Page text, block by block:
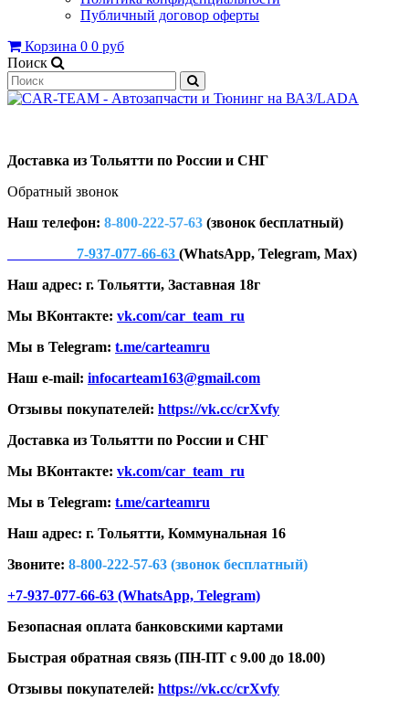
Публичный договор оферты
Корзина 0 0 руб
Поиск
Доставка из Тольятти по России и СНГ
Обратный звонок
Наш телефон: 8-800-222-57-63 (звонок бесплатный)
7-937-077-66-63 (WhatsApp, Telegram, Max)
Наш адрес: г. Тольятти, Заставная 18г
Мы ВКонтакте: vk.com/car_team_ru
Мы в Telegram: t.me/carteamru
Наш e-mail: infocarteam163@gmail.com
Отзывы покупателей: https://vk.cc/crXvfy
Доставка из Тольятти по России и СНГ
Мы ВКонтакте: vk.com/car_team_ru
Мы в Telegram: t.me/carteamru
Наш адрес: г. Тольятти, Коммунальная 16
Звоните: 8-800-222-57-63 (звонок бесплатный)
+7-937-077-66-63 (WhatsApp, Telegram)
Безопасная оплата банковскими картами
Быстрая обратная связь (ПН-ПТ с 9.00 до 18.00)
Отзывы покупателей: https://vk.cc/crXvfy